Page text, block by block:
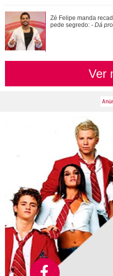
Bruna Marquezine
de marido de Sasha
Zé Felipe manda
pede segredo: - Dá
Ver